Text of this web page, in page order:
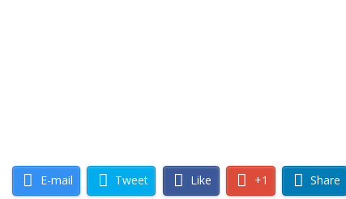
E-mail Tweet Like +1 Share